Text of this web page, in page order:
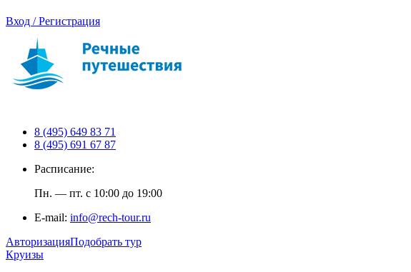
Вход / Регистрация
8 (495) 649 83 71
8 (495) 691 67 87
Расписание:
Пн. — пт. с 10:00 до 19:00
E-mail: info@rech-tour.ru
АвторизацияПодобрать тур
Круизы